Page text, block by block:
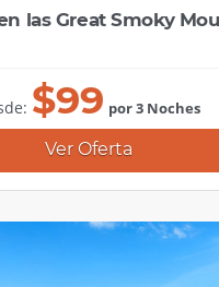
las Great Smoky
$99 por 3 Noches
Ver Oferta